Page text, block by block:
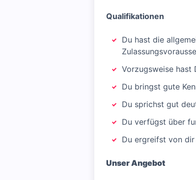
Qualifikationen
Du hast die
Vorzugsweise hast
Du bringst gute
Du sprichst gut
Du verfügst über
Du ergreifst von
Unser Angebot